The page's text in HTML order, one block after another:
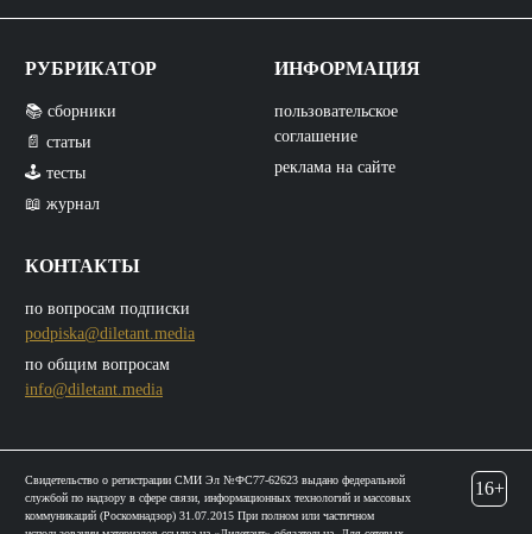
РУБРИКАТОР
📚 сборники
📄 статьи
🕹️ тесты
📖 журнал
КОНТАКТЫ
по вопросам подписки
podpiska@diletant.media
по общим вопросам
info@diletant.media
ИНФОРМАЦИЯ
пользовательское
соглашение
реклама на сайте
Свидетельство о регистрации СМИ Эл №ФС77-62623 выдано федеральной
службой по надзору в сфере связи, информационных технологий и массовых
коммуникаций (Роскомнадзор) 31.07.2015 При полном или частичном
16+